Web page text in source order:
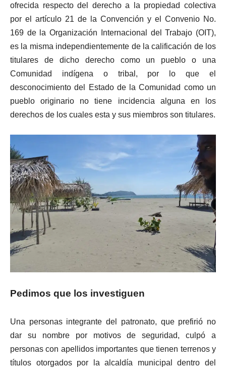
ofrecida respecto del derecho a la propiedad colectiva
por el artículo 21 de la Convención y el Convenio No.
169 de la Organización Internacional del Trabajo (OIT),
es la misma independientemente de la calificación de los
titulares de dicho derecho como un pueblo o una
Comunidad indígena o tribal, por lo que el
desconocimiento del Estado de la Comunidad como un
pueblo originario no tiene incidencia alguna en los
derechos de los cuales esta y sus miembros son titulares.
Pedimos que los investiguen
Una personas integrante del patronato, que prefirió no
dar su nombre por motivos de seguridad, culpó a
personas con apellidos importantes que tienen terrenos y
títulos otorgados por la alcaldía municipal dentro del